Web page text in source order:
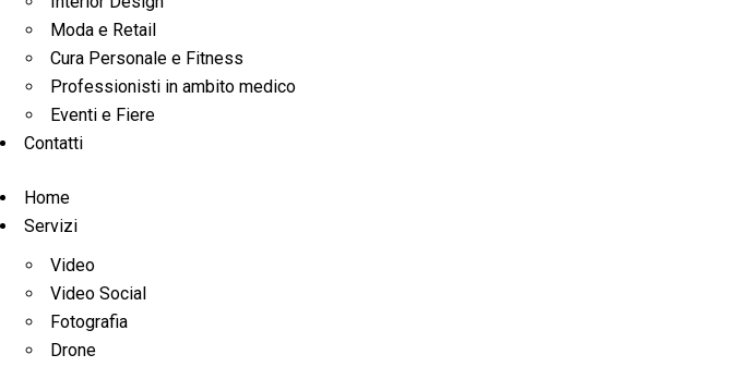
Moda e Retail
Cura Personale e Fitness
Professionisti in ambito medico
Eventi e Fiere
Contatti
Home
Servizi
Video
Video Social
Fotografia
Drone